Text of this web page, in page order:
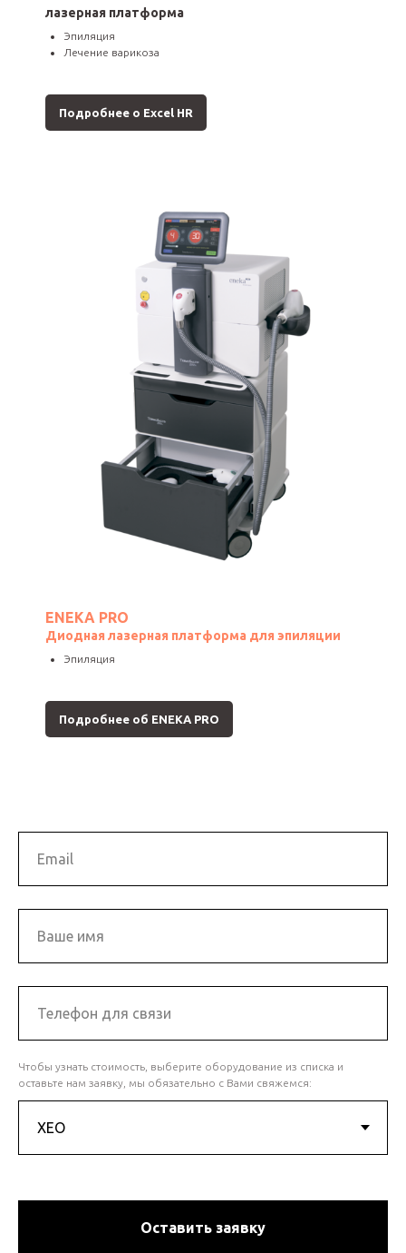
лазерная платформа
Эпиляция
Лечение варикоза
Подробнее о Excel HR
ENEKA PRO
Диодная лазерная платформа для эпиляции
Эпиляция
Подробнее об ENEKA PRO
Чтобы узнать стоимость, выберите оборудование из списка и
оставьте нам заявку, мы обязательно с Вами свяжемся:
Оставить заявку